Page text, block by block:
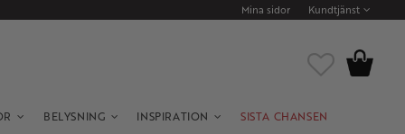
Mina sidor Kundtjänst
BELYSNING INSPIRATION SISTA CHANSEN
Favoriter
Kundvagn